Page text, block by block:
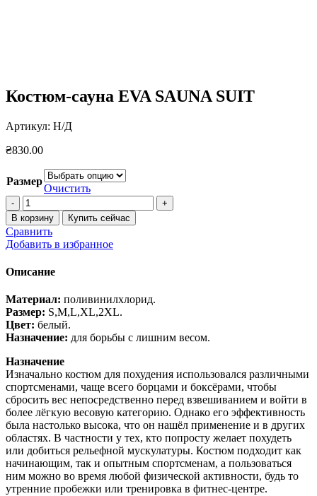
Костюм-сауна EVA SAUNA SUIT
Артикул: Н/Д
₴830.00
Размер
Очистить
Количество
товара
Костюм-
сауна
EVA
SUIT
В корзину Купить сейчас
Сравнить
Добавить в избранное
Описание
Материал: поливинилхлорид.
Размер: S,M,L,XL,2XL.
Цвет: белый.
Назначение: для борьбы с лишним весом.
Назначение
Изначально костюм для похудения использовался различными
спортсменами, чаще всего борцами и боксёрами, чтобы
сбросить вес непосредственно перед взвешиванием и войти в
более лёгкую весовую категорию. Однако его эффективность
была настолько высока, что он нашёл применение и в других
областях. В частности у тех, кто попросту желает похудеть
или добиться рельефной мускулатуры. Костюм подходит как
начинающим, так и опытным спортсменам, а пользоваться
ним можно во время любой физической активности, будь то
утренние пробежки или тренировка в фитнес-центре.